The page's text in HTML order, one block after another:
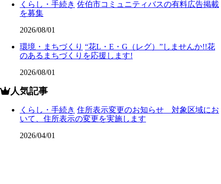
くらし・手続き 佐伯市コミュニティバスの有料広告掲載
を募集
2026/08/01
環境・まちづくり “花L・E・G（レグ）”しませんか!!花
のあるまちづくりを応援します!
2026/08/01
人気記事
くらし・手続き 住所表示変更のお知らせ 対象区域にお
いて、住所表示の変更を実施します
2026/04/01